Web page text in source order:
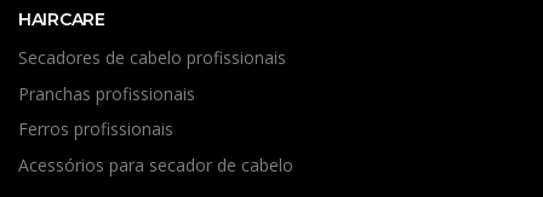
HAIRCARE
Secadores de cabelo profissionais
Pranchas profissionais
Ferros profissionais
Acessórios para secador de cabelo